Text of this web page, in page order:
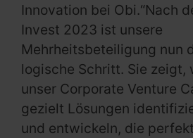
Innovation bei Obi.“Nach
Invest 2023 ist unsere
Mehrheitsbeteiligung nun
logische Schritt. Sie zeigt,
unser Corporate Venture
gezielt Lösungen
und entwickeln, die